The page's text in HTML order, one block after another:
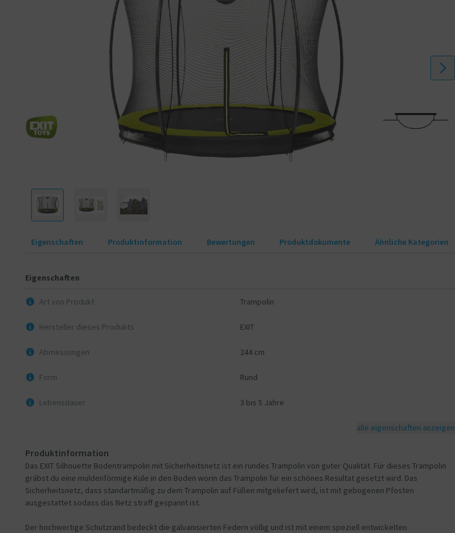
Chance hat. Erlebe endlos viel Springspaß auf den EXIT Silhouette Trampolinen!
Eigenschaften Produktinformation Bewertungen Produktdokumente Ähnliche Kategorien
Eigenschaften
Art von Produkt Trampolin
Hersteller dieses Produkts EXIT
Abmessungen 244 cm
Form Rund
Lebensdauer 3 bis 5 Jahre
alle eigenschaften anzeigen
Produktinformation
Das EXIT Silhouette Bodentrampolin mit Sicherheitsnetz ist ein rundes Trampolin von guter Qualität. Für dieses Trampolin
gräbst du eine muldenförmige Kule in den Boden worin das Trampolin für ein schönes Resultat gesetzt wird. Das
Sicherheitsnetz, dass standartmäßig zu dem Trampolin auf Füßen mitgeliefert wird, ist mit gebogenen Pfosten
ausgestattet sodass das Netz straff gespannt ist.
Der hochwertige Schutzrand bedeckt die galvanisierten Federn völlig und ist mit einem speziell entwickelten